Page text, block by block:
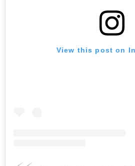
View this post on